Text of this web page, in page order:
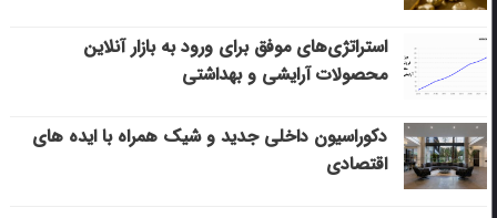
استراتژی‌های موفق برای ورود به بازار آنلاین
محصولات آرایشی و بهداشتی
دکوراسیون داخلی جدید و شیک همراه با ایده های
اقتصادی